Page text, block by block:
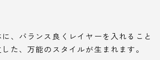
、バランス良くレイヤーを入れること
た、万能のスタイルが生まれます。